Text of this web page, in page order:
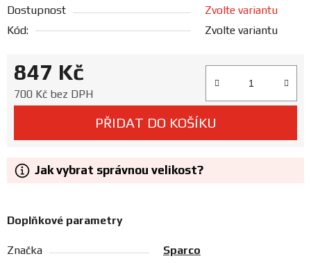
Prodejny
Dostupnost
Zvolte variantu
Kód:
Zvolte variantu
847 Kč
700 Kč bez DPH
PŘIDAT DO KOŠÍKU
Jak vybrat správnou velikost?
Doplňkové parametry
Značka Sparco